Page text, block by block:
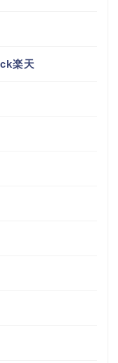
楽天